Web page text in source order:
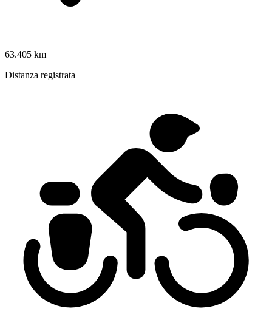
63.405 km
Distanza registrata